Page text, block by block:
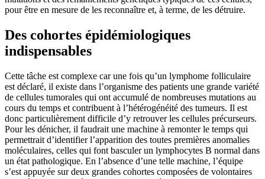
pour être en mesure de les reconnaître et, à terme, de les détruire.
Des cohortes épidémiologiques
indispensables
Cette tâche est complexe car une fois qu’un lymphome folliculaire
est déclaré, il existe dans l’organisme des patients une grande variété
de cellules tumorales qui ont accumulé de nombreuses mutations au
cours du temps et contribuent à l’hétérogénéité des tumeurs. Il est
donc particulièrement difficile d’y retrouver les cellules précurseurs.
Pour les dénicher, il faudrait une machine à remonter le temps qui
permettrait d’identifier l’apparition des toutes premières anomalies
moléculaires, celles qui font basculer un lymphocytes B normal dans
un état pathologique. En l’absence d’une telle machine, l’équipe
s’est appuyée sur deux grandes cohortes composées de volontaires